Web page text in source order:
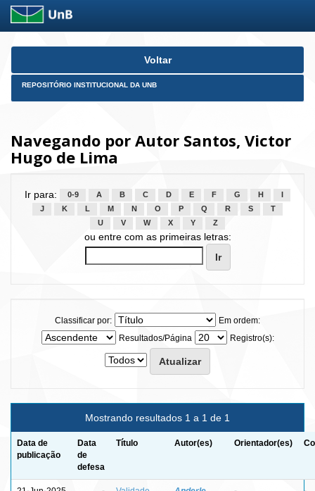
Skip
Voltar
REPOSITÓRIO INSTITUCIONAL DA UNB
Navegando por Autor Santos, Victor
Hugo de Lima
Ir para: 0-9 A B C D E F G H
J
K L M N O P Q R S
T
U
V W X Y Z
ou entre com as primeiras letras:
Classificar por:
Em ordem:
Resultados/Página
Registro(s):
Mostrando resultados 1 a 1 de 1
Data de
publicação
Data
de
defesa
Título Autor(es) Orientador(es)